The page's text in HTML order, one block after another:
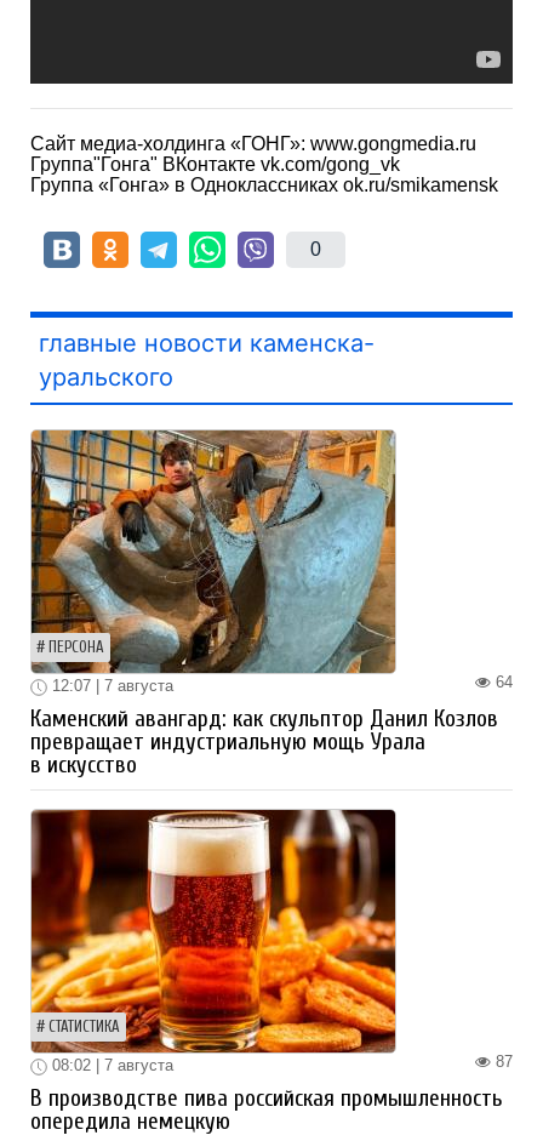
Сайт медиа-холдинга «ГОНГ»: www.gongmedia.ru
Группа"Гонга" ВКонтакте vk.com/gong_vk
Группа «Гонга» в Одноклассниках ok.ru/smikamensk
0
главные новости каменска-
уральского
ПЕРСОНА
64
12:07 | 7 августа
Каменский авангард: как скульптор Данил Козлов
превращает индустриальную мощь Урала
в искусство
СТАТИСТИКА
87
08:02 | 7 августа
В производстве пива российская промышленность
опередила немецкую